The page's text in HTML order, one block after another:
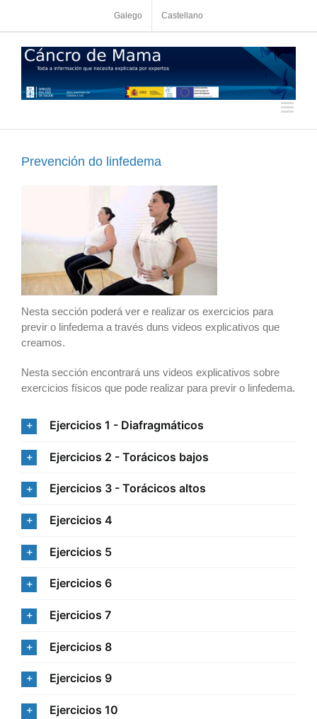
Galego Castellano
Prevención do linfedema
Nesta sección poderá ver e realizar os exercicios para
previr o linfedema a través duns videos explicativos que
creamos.
Nesta sección encontrará uns videos explicativos sobre
exercicios físicos que pode realizar para previr o linfedema.
Ejercicios 1 - Diafragmáticos
Ejercicios 2 - Torácicos bajos
Ejercicios 3 - Torácicos altos
Ejercicios 4
Ejercicios 5
Ejercicios 6
Ejercicios 7
Ejercicios 8
Ejercicios 9
Ejercicios 10